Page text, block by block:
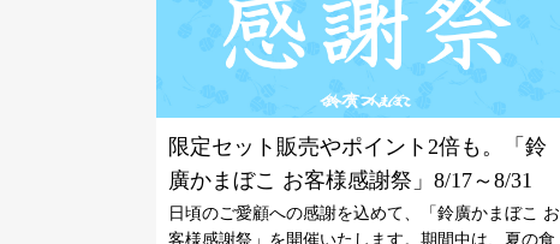
限定セット販売やポイント2倍も。「鈴
廣かまぼこ お客様感謝祭」8/17～8/31
日頃のご愛顧への感謝を込めて、「鈴廣かまぼこ お
客様感謝祭」を開催いたします。期間中は、夏の食